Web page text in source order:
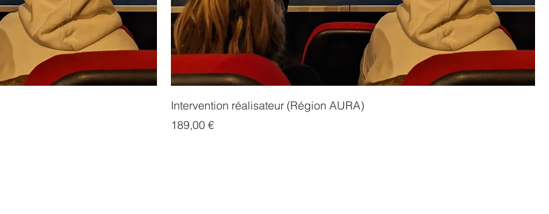
Intervention réalisateur (Région AURA)
Prix
189,00 €